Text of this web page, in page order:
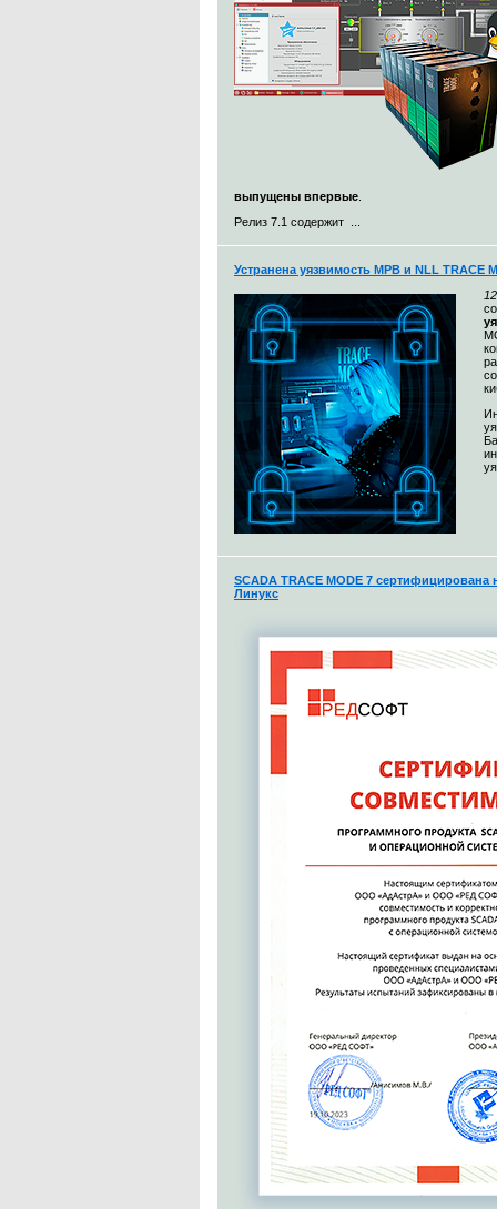
выпущены впервые
Релиз 7.1 содержит ...
Устранена уязвимость МРВ и NLL TRACE
SCADA TRACE MODE 7
Линукс